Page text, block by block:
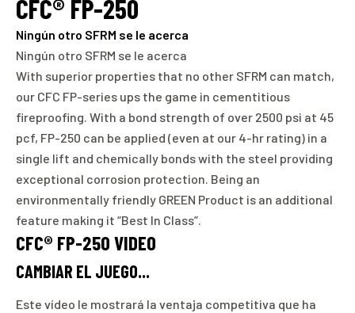
CFC® FP-250
Ningún otro SFRM se le acerca
Ningún otro SFRM se le acerca
With superior properties that no other SFRM can match,
our CFC FP-series ups the game in cementitious
fireproofing. With a bond strength of over 2500 psi at 45
pcf, FP-250 can be applied (even at our 4-hr rating) in a
single lift and chemically bonds with the steel providing
exceptional corrosion protection. Being an
environmentally friendly GREEN Product is an additional
feature making it “Best In Class”.
CFC® FP-250 VIDEO
CAMBIAR EL JUEGO...
Este vídeo le mostrará la ventaja competitiva que ha